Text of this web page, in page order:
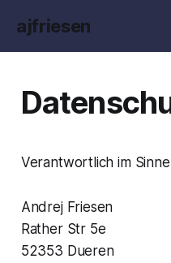
ajfriesen
Verantwortlich im
Andrej Friesen
Rather Str 5e
52353 Dueren